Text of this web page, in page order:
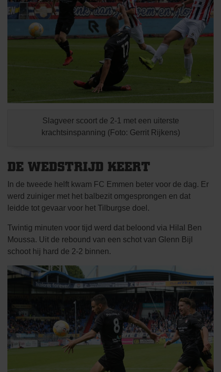
Slagveer scoort de 2-1 met een uiterste
krachtsinspanning (Foto: Gerrit Rijkens)
DE WEDSTRIJD KEERT
In de tweede helft kwam FC Emmen beter voor de dag. Er
werd zuiniger met het balbezit omgesprongen en dat
leidde tot gevaar voor het Tilburgse doel.
Twintig minuten voor tijd werd dat beloond via Hilal Ben
Moussa. Uit de rebound van een schot van Glenn Bijl
schoot hij hard de 2-2 binnen.